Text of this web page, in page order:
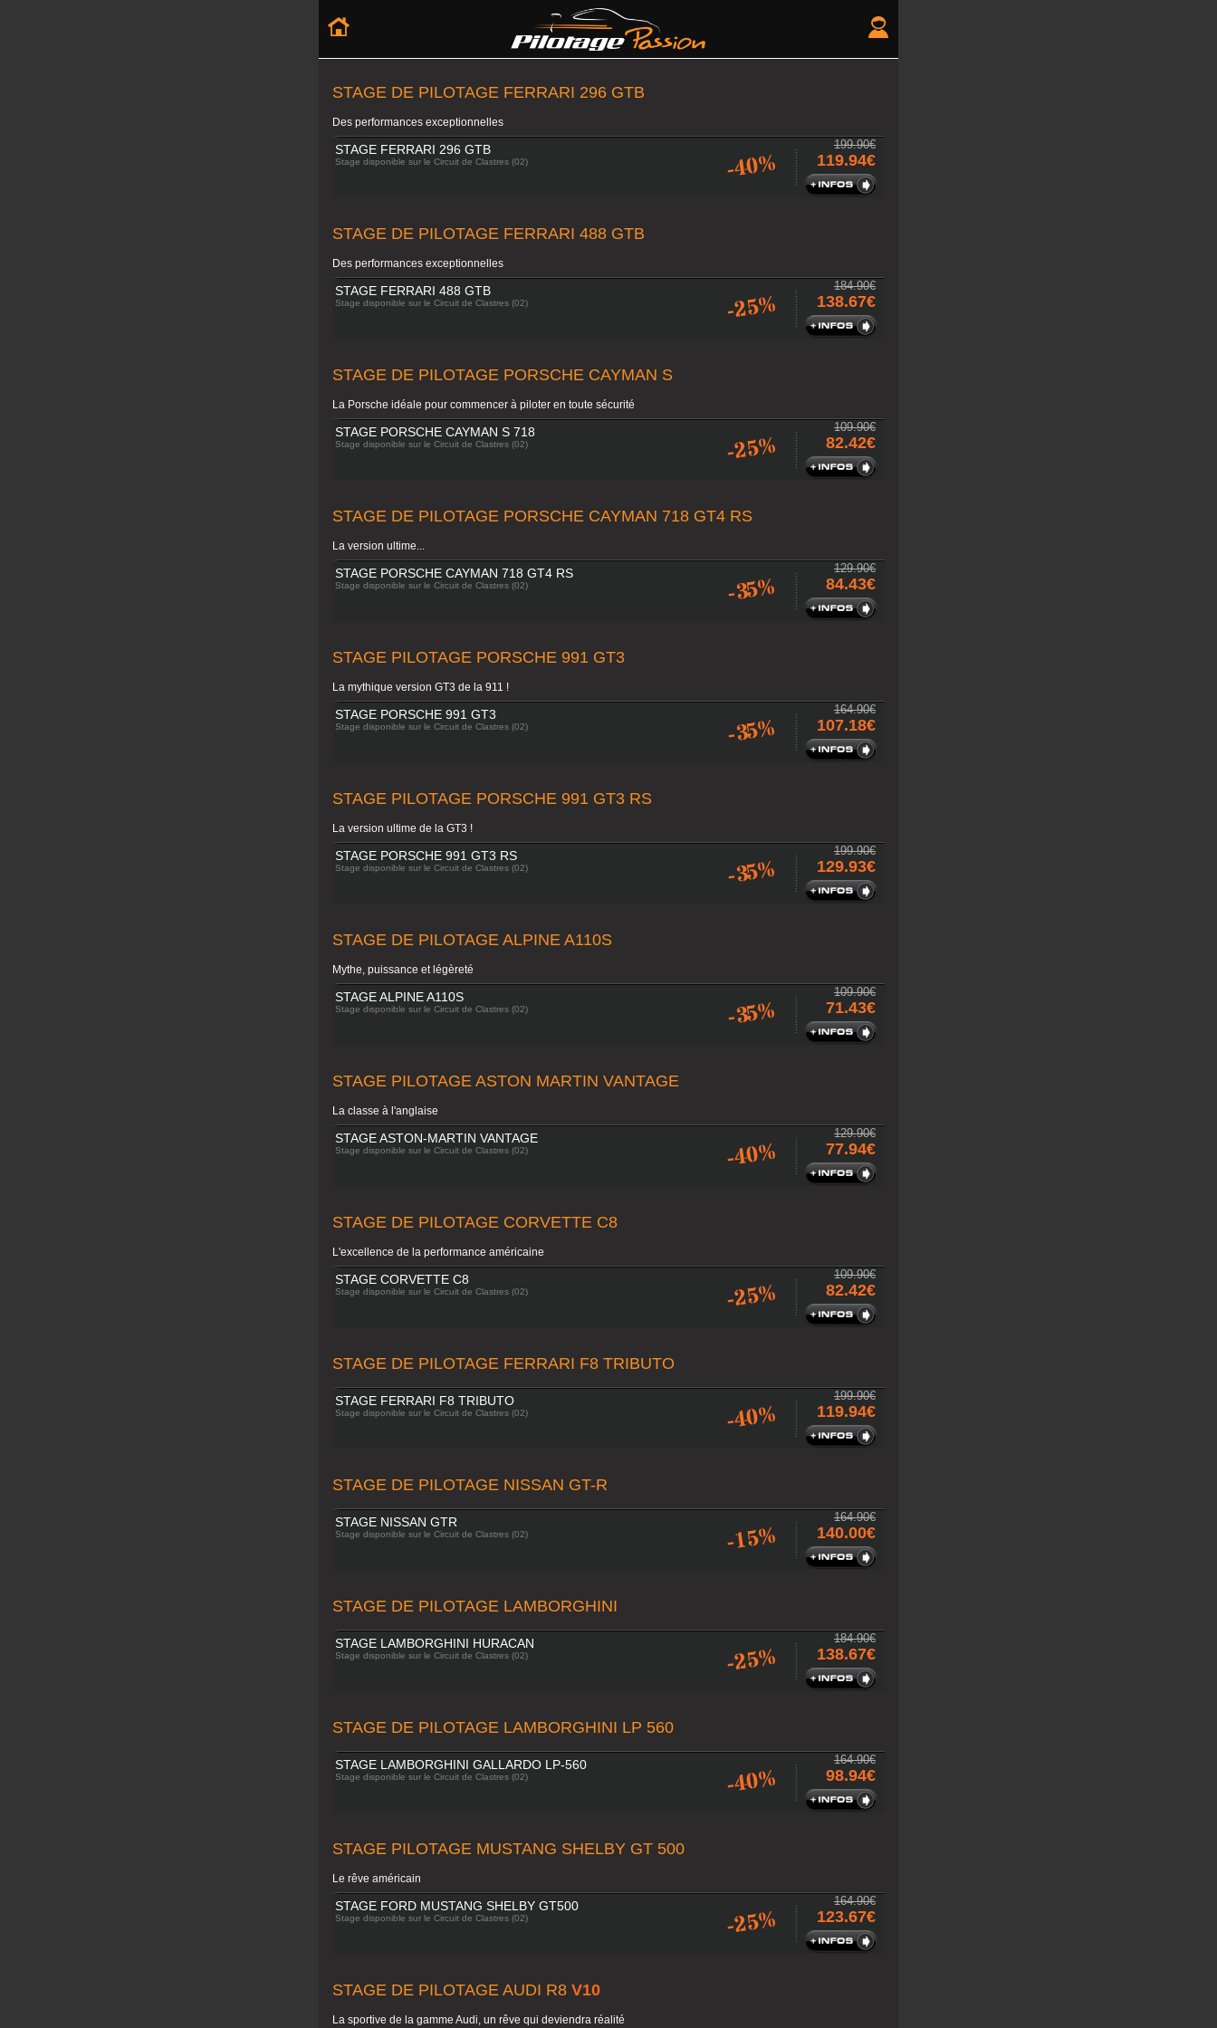
STAGE DE PILOTAGE FERRARI 296 GTB
Des performances exceptionnelles
STAGE FERRARI 296 GTB
Stage disponible sur le Circuit de Clastres (02) -40%
199.90€
119.94€
STAGE DE PILOTAGE FERRARI 488 GTB
Des performances exceptionnelles
STAGE FERRARI 488 GTB
Stage disponible sur le Circuit de Clastres (02) -25%
184.90€
138.67€
STAGE DE PILOTAGE PORSCHE CAYMAN S
La Porsche idéale pour commencer à piloter en toute sécurité
STAGE PORSCHE CAYMAN S 718
Stage disponible sur le Circuit de Clastres (02) -25%
109.90€
82.42€
STAGE DE PILOTAGE PORSCHE CAYMAN 718 GT4 RS
La version ultime...
STAGE PORSCHE CAYMAN 718 GT4 RS
Stage disponible sur le Circuit de Clastres (02) -35%
129.90€
84.43€
STAGE PILOTAGE PORSCHE 991 GT3
La mythique version GT3 de la 911 !
STAGE PORSCHE 991 GT3
Stage disponible sur le Circuit de Clastres (02) -35%
164.90€
107.18€
STAGE PILOTAGE PORSCHE 991 GT3 RS
La version ultime de la GT3 !
STAGE PORSCHE 991 GT3 RS
Stage disponible sur le Circuit de Clastres (02) -35%
199.90€
129.93€
STAGE DE PILOTAGE ALPINE A110S
Mythe, puissance et légèreté
STAGE ALPINE A110S
Stage disponible sur le Circuit de Clastres (02) -35%
109.90€
71.43€
STAGE PILOTAGE ASTON MARTIN VANTAGE
La classe à l'anglaise
STAGE ASTON-MARTIN VANTAGE
Stage disponible sur le Circuit de Clastres (02) -40%
129.90€
77.94€
STAGE DE PILOTAGE CORVETTE C8
L'excellence de la performance américaine
STAGE CORVETTE C8
Stage disponible sur le Circuit de Clastres (02) -25%
109.90€
82.42€
STAGE DE PILOTAGE FERRARI F8 TRIBUTO
STAGE FERRARI F8 TRIBUTO
Stage disponible sur le Circuit de Clastres (02) -40%
199.90€
119.94€
STAGE DE PILOTAGE NISSAN GT-R
STAGE NISSAN GTR
Stage disponible sur le Circuit de Clastres (02) -15%
164.90€
140.00€
STAGE DE PILOTAGE LAMBORGHINI
STAGE LAMBORGHINI HURACAN
Stage disponible sur le Circuit de Clastres (02) -25%
184.90€
138.67€
STAGE DE PILOTAGE LAMBORGHINI LP 560
STAGE LAMBORGHINI GALLARDO LP-560
Stage disponible sur le Circuit de Clastres (02) -40%
164.90€
98.94€
STAGE PILOTAGE MUSTANG SHELBY GT 500
Le rêve américain
STAGE FORD MUSTANG SHELBY GT500
Stage disponible sur le Circuit de Clastres (02) -25%
164.90€
123.67€
STAGE DE PILOTAGE AUDI R8 V10
La sportive de la gamme Audi, un rêve qui deviendra réalité